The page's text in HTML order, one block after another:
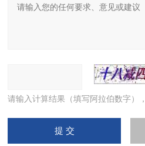
请输入计算结果（填写阿拉伯数字）